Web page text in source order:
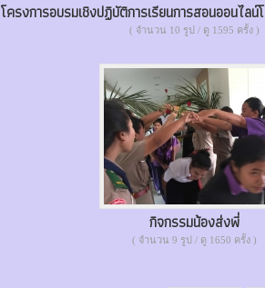
โครงการอบรมเชิงปฏิบัติการเรียนการสอนออนไล
( จำนวน 10 รูป / ดู 1595 ครั้ง )
กิจกรรมน้องส่งพี่
( จำนวน 9 รูป / ดู 1650 ครั้ง )